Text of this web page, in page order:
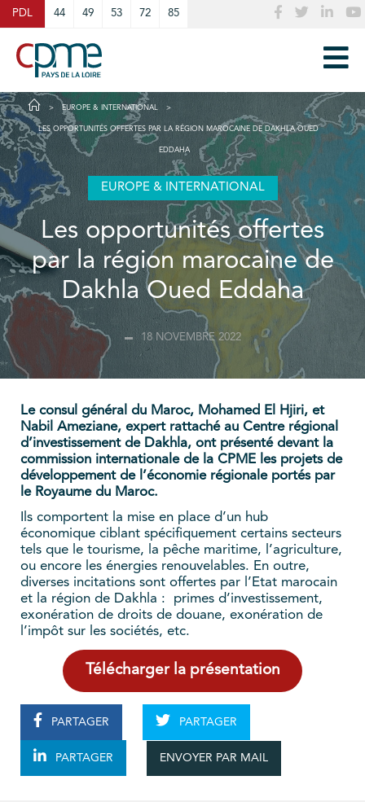
PDL 44 49 53 72 85
EUROPE & INTERNATIONAL
LES OPPORTUNITÉS OFFERTES PAR LA RÉGION MAROCAINE DE DAKHLA OUED
EDDAHA
EUROPE & INTERNATIONAL
Les opportunités offertes
par la région marocaine de
Dakhla Oued Eddaha
18 NOVEMBRE 2022
Le consul général du Maroc, Mohamed El Hjiri, et
Nabil Ameziane, expert rattaché au Centre régional
d’investissement de Dakhla, ont présenté devant la
commission internationale de la CPME les projets de
développement de l’économie régionale portés par
le Royaume du Maroc.
Ils comportent la mise en place d’un hub
économique ciblant spécifiquement certains secteurs
tels que le tourisme, la pêche maritime, l’agriculture,
ou encore les énergies renouvelables. En outre,
diverses incitations sont offertes par l’Etat marocain
et la région de Dakhla : primes d’investissement,
exonération de droits de douane, exonération de
l’impôt sur les sociétés, etc.
Télécharger la présentation
PARTAGER PARTAGER
PARTAGER ENVOYER PAR MAIL
Cookies management panel